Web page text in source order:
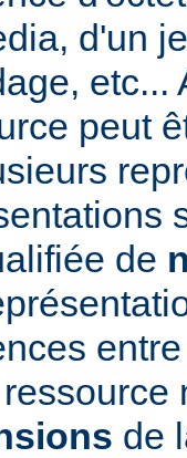
d'un
etc...
peut
de
de